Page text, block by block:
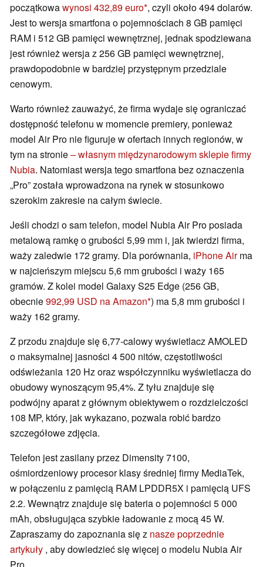
początkowawynosi 432,89 euro , czyli około 494 dolarów.
Jest to wersja smartfona o pojemnościach 8 GB pamięci
RAM i 512 GB pamięci wewnętrznej, jednak spodziewana
jest również wersja z 256 GB pamięci wewnętrznej,
prawdopodobnie w bardziej przystępnym przedziale
cenowym.
Warto również zauważyć, że firma wydaje się ograniczać
dostępność telefonu w momencie premiery, ponieważ
model Air Pro nie figuruje w ofertach innych regionów, w
tym na stronie– własnym międzynarodowym sklepie firmy
Nubia. Natomiast wersja tego smartfona bez oznaczenia
„Pro” została wprowadzona na rynek w stosunkowo
szerokim zakresie na całym świecie.
Jeśli chodzi o sam telefon, model Nubia Air Pro posiada
metalową ramkę o grubości 5,99 mm i, jak twierdzi firma,
waży zaledwie 172 gramy. Dla porównania, iPhone Airma
w najcieńszym miejscu 5,6 mm grubości i waży 165
gramów. Z kolei model Galaxy S25 Edge (256 GB,
obecnie992,99 USD na Amazon ) ma 5,8 mm grubości i
waży 162 gramy.
Z przodu znajduje się 6,77-calowy wyświetlacz AMOLED
o maksymalnej jasności 4 500 nitów, częstotliwości
odświeżania 120 Hz oraz współczynniku wyświetlacza do
obudowy wynoszącym 95,4%. Z tyłu znajduje się
podwójny aparat z głównym obiektywem o rozdzielczości
108 MP, który, jak wykazano, pozwala robić bardzo
szczegółowe zdjęcia.
Telefon jest zasilany przez Dimensity 7100,
ośmiordzeniowy procesor klasy średniej firmy MediaTek,
w połączeniu z pamięcią RAM LPDDR5X i pamięcią UFS
2.2. Wewnątrz znajduje się bateria o pojemności 5 000
mAh, obsługująca szybkie ładowanie z mocą 45 W.
Zapraszamy do zapoznania się z nasze poprzednie
artykuły , aby dowiedzieć się więcej o modelu Nubia Air